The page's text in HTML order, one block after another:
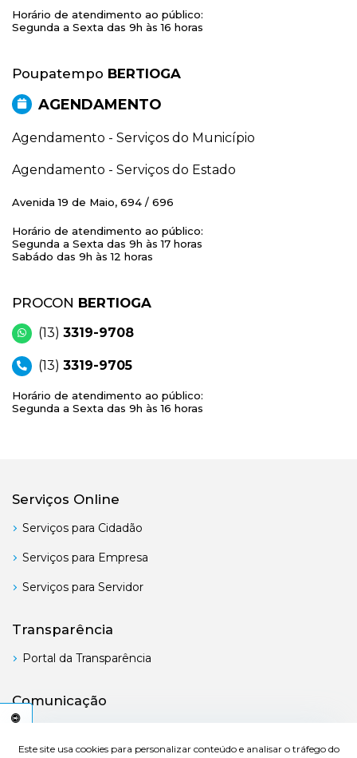
Este site usa cookies para personalizar conteúdo e analisar o tráfego do
Horário de atendimento ao público:
Segunda a Sexta das 9h às 16 horas
Poupatempo BERTIOGA
AGENDAMENTO
Agendamento - Serviços do Município
Agendamento - Serviços do Estado
Avenida 19 de Maio, 694 / 696
Horário de atendimento ao público:
Segunda a Sexta das 9h às 17 horas
Sabádo das 9h às 12 horas
PROCON BERTIOGA
(13) 3319-9708
(13) 3319-9705
Horário de atendimento ao público:
Segunda a Sexta das 9h às 16 horas
Serviços Online
Serviços para Cidadão
Serviços para Empresa
Serviços para Servidor
Transparência
Portal da Transparência
Comunicação